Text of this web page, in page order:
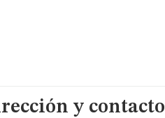
y contacto